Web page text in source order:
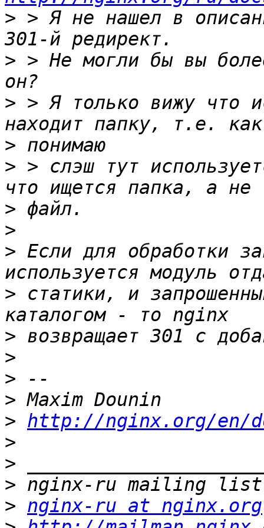
> > Я не нашел в
> > Не могли бы вы
> > Я только вижу что
>
> > слэш тут
>
>
> Если для обработки
> статики, и
>
>
>
>
> http://nginx.org/en/
>
>
>
> nginx-ru at nginx.org